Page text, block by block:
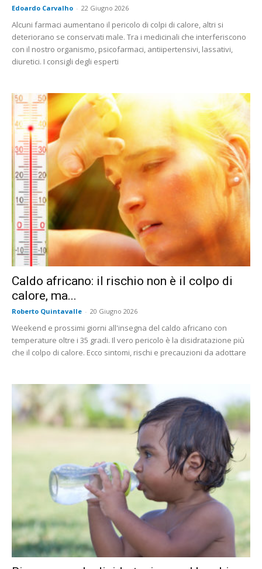
Edoardo Carvalho - 22 Giugno 2026
Alcuni farmaci aumentano il pericolo di colpi di calore, altri si
deteriorano se conservati male. Tra i medicinali che interferiscono
con il nostro organismo, psicofarmaci, antiipertensivi, lassativi,
diuretici. I consigli degli esperti
Caldo africano: il rischio non è il colpo di
calore, ma...
Roberto Quintavalle - 20 Giugno 2026
Weekend e prossimi giorni all'insegna del caldo africano con
temperature oltre i 35 gradi. Il vero pericolo è la disidratazione più
che il colpo di calore. Ecco sintomi, rischi e precauzioni da adottare